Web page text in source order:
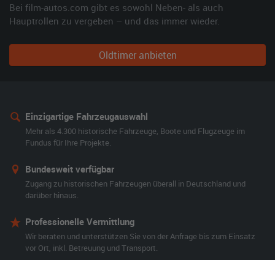
Bei film-autos.com gibt es sowohl Neben- als auch
Hauptrollen zu vergeben – und das immer wieder.
Oldtimer anbieten
Einzigartige Fahrzeugauswahl
Mehr als 4.300 historische Fahrzeuge, Boote und Flugzeuge im
Fundus für Ihre Projekte.
Bundesweit verfügbar
Zugang zu historischen Fahrzeugen überall in Deutschland und
darüber hinaus.
Professionelle Vermittlung
Wir beraten und unterstützen Sie von der Anfrage bis zum Einsatz
vor Ort, inkl. Betreuung und Transport.